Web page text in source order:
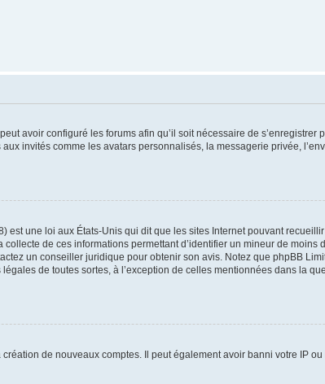
avoir configuré les forums afin qu’il soit nécessaire de
invités comme les avatars personnalisés, la messagerie privée,
est une loi aux États-Unis qui dit que les sites Internet pouvant
de ces informations permettant d’identifier un mineur de
un conseiller juridique pour obtenir son avis. Notez que phpBB
de toutes sortes, à l’exception de celles mentionnées dans la
création de nouveaux comptes. Il peut également avoir banni votre IP